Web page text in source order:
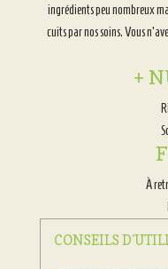
ingrédients peu nombreux
cuits par nos soins. Vous
+
À
CONSEILS